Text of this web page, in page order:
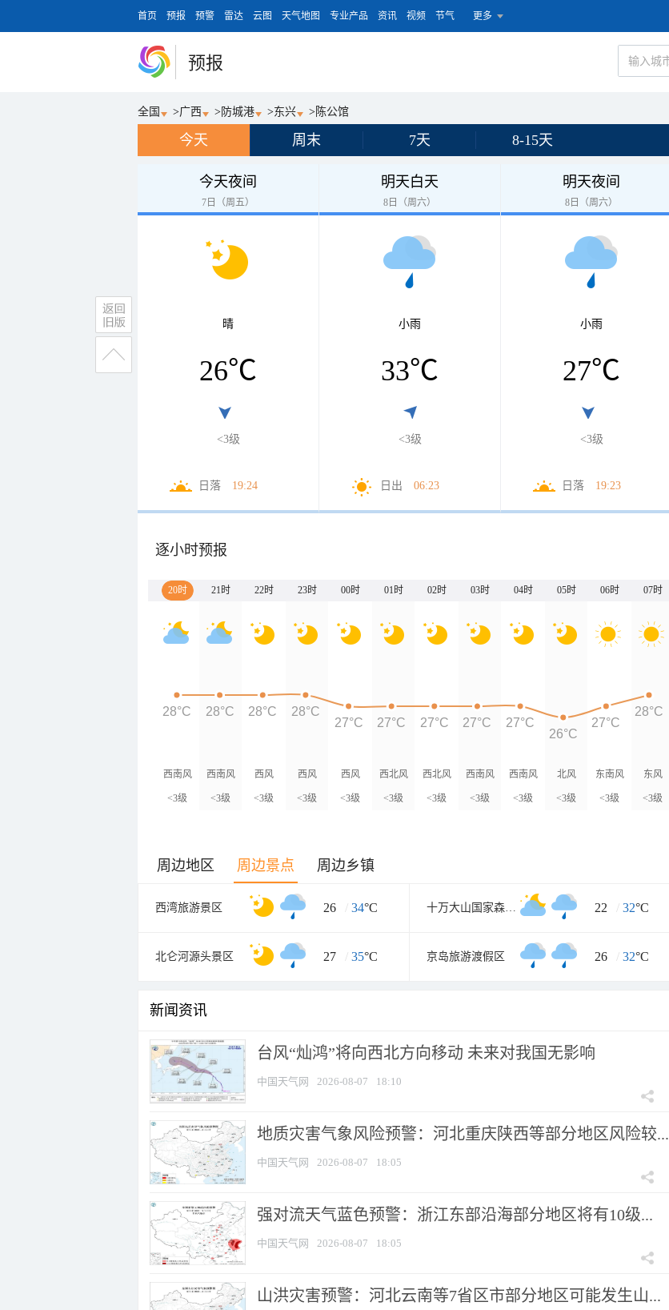
首页 预报 预警 雷达 云图 天气地图 专业产品 资讯 视频 节气 更多
预报
全国 >广西 > 防城港 >东兴 > 陈公馆
今天 周末 7天 8-15天
今天夜间
7日（周五）
晴
26℃
<3级
日落 19:24
明天白天
8日（周六）
小雨
33℃
<3级
日出 06:23
明天夜间
8日（周六）
小雨
27℃
<3级
日落 19:23
逐小时预报
20时 21时 22时 23时 00时 01时 02时 03时 04时 05时 06时 07时
西南风
<3级
西南风
<3级
西风
<3级
西风
<3级
西风
<3级
西北风
<3级
西北风
<3级
西南风
<3级
西南风
<3级
北风
<3级
东南风
<3级
东风
<3级
28°C 28°C 28°C
28°C
27°C
27°C 27°C 27°C
27°C
26°C
27°C
28°C
周边地区 周边景点 周边乡镇
西湾旅游景区 26 / 34°C 十万大山国家森林公园 22 / 32°C
北仑河源头景区 27 / 35°C 京岛旅游渡假区 26 / 32°C
新闻资讯
台风“灿鸿”将向西北方向移动 未来对我国无影响
中国天气网 2026-08-07 18:10
地质灾害气象风险预警：河北重庆陕西等部分地区风险较...
中国天气网 2026-08-07 18:05
强对流天气蓝色预警：浙江东部沿海部分地区将有10级...
中国天气网 2026-08-07 18:05
山洪灾害预警：河北云南等7省区市部分地区可能发生山...